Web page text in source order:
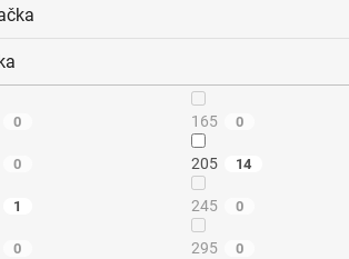
0 165 0
0 205 14
1 245 0
0 295 0